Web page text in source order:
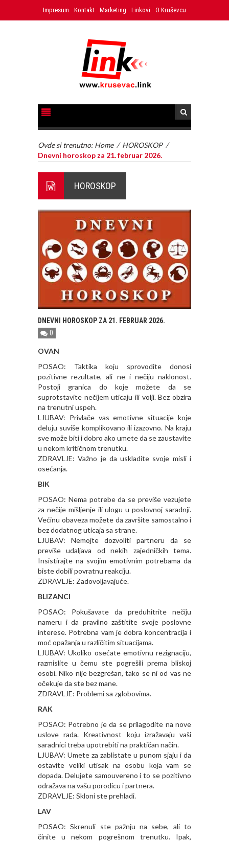
Impresum Kontakt Marketing Linkovi O Kruševcu
Ovde si trenutno: Home / HOROSKOP /
Dnevni horoskop za 21. februar 2026.
HOROSKOP
DNEVNI HOROSKOP ZA 21. FEBRUAR 2026.
0
OVAN
POSAO: Taktika koju sprovodite donosi
pozitivne rezultate, ali ne i nečiju naklonost.
Postoji granica do koje možete da se
suprotstavite nečijem uticaju ili volji. Bez obzira
na trenutni uspeh.
LJUBAV: Privlače vas emotivne situacije koje
deluju suviše komplikovano ili izazovno. Na kraju
sve može biti i dobro ako umete da se zaustavite
u nekom kritičnom trenutku.
ZDRAVLJE: Važno je da uskladite svoje misli i
osećanja.
BIK
POSAO: Nema potrebe da se previše vezujete
za nečije mišljenje ili ulogu u poslovnoj saradnji.
Većinu obaveza možete da završite samostalno i
bez dodatnog uticaja sa strane.
LJUBAV: Nemojte dozvoliti partneru da se
previše udaljava od nekih zajedničkih tema.
Insistirajte na svojim emotivnim potrebama da
biste dobili povratnu reakciju.
ZDRAVLJE: Zadovoljavajuće.
BLIZANCI
POSAO: Pokušavate da preduhitrite nečiju
nameru i da pravilno zaštitite svoje poslovne
interese. Potrebna vam je dobra koncentracija i
moć opažanja u različitim situacijama.
LJUBAV: Ukoliko osećate emotivnu rezignaciju,
razmislite u čemu ste pogrešili prema bliskoj
osobi. Niko nije bezgrešan, tako se ni od vas ne
očekuje da ste bez mane.
ZDRAVLJE: Problemi sa zglobovima.
RAK
POSAO: Potrebno je da se prilagodite na nove
uslove rada. Kreativnost koju izražavaju vaši
saradnici treba upotrebiti na praktičan način.
LJUBAV: Umete za zablistate u punom sjaju i da
ostavite veliki utisak na osobu koja vam se
dopada. Delujete samouvereno i to se pozitivno
odražava na vašu porodicu i partnera.
ZDRAVLJE: Skloni ste prehladi.
LAV
POSAO: Skrenuli ste pažnju na sebe, ali to
činite u nekom pogrešnom trenutku. Ipak,